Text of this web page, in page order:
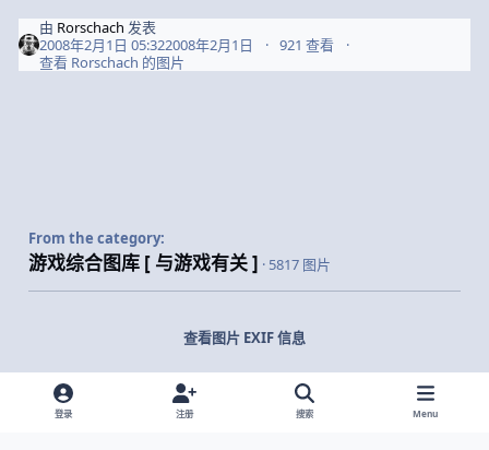
由 Rorschach 发表
2008年2月1日 05:322008年2月1日
921 查看
查看 Rorschach 的图片
From the category:
游戏综合图库 [ 与游戏有关 ] · 5817 图片
查看图片 EXIF 信息
登录 注册 搜索 Menu